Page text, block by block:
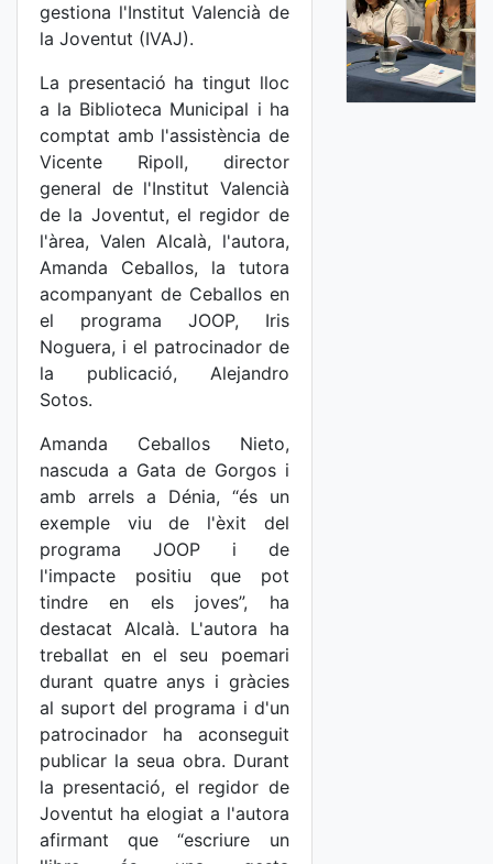
gestiona l'Institut Valencià de
la Joventut (IVAJ).
La presentació ha tingut lloc
a la Biblioteca Municipal i ha
comptat amb l'assistència de
Vicente Ripoll, director
general de l'Institut Valencià
de la Joventut, el regidor de
l'àrea, Valen Alcalà, l'autora,
Amanda Ceballos, la tutora
acompanyant de Ceballos en
el programa JOOP, Iris
Noguera, i el patrocinador de
la publicació, Alejandro
Sotos.
Amanda Ceballos Nieto,
nascuda a Gata de Gorgos i
amb arrels a Dénia, “és un
exemple viu de l'èxit del
programa JOOP i de
l'impacte positiu que pot
tindre en els joves”, ha
destacat Alcalà. L'autora ha
treballat en el seu poemari
durant quatre anys i gràcies
al suport del programa i d'un
patrocinador ha aconseguit
publicar la seua obra. Durant
la presentació, el regidor de
Joventut ha elogiat a l'autora
afirmant que “escriure un